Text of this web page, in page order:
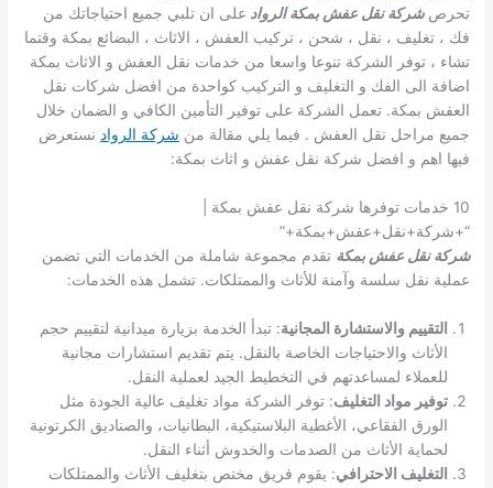
تحرصشركة نقل عفش بمكة الرواد على ان تلبي جميع احتياجاتك من
فك ، تغليف ، نقل ، شحن ، تركيب العفش ، الاثاث ، البضائع بمكة وقتما
تشاء ، توفر الشركة تنوعا واسعا من خدمات نقل العفش و الاثاث بمكة
اضافة الى الفك و التغليف و التركيب كواحدة من افضل شركات نقل
العفش بمكة. تعمل الشركة على توفير التأمين الكافي و الضمان خلال
جميع مراحل نقل العفش . فيما يلي مقالة من شركة الرواد نستعرض
فيها اهم و افضل شركة نقل عفش و اثاث بمكة:
10 خدمات توفرها شركة نقل عفش بمكة |
“+شركة+نقل+عفش+بمكة+”
شركة نقل عفش بمكة تقدم مجموعة شاملة من الخدمات التي تضمن
عملية نقل سلسة وآمنة للأثاث والممتلكات. تشمل هذه الخدمات:
التقييم والاستشارة المجانية: تبدأ الخدمة بزيارة ميدانية لتقييم حجم
الأثاث والاحتياجات الخاصة بالنقل. يتم تقديم استشارات مجانية
للعملاء لمساعدتهم في التخطيط الجيد لعملية النقل.
توفير مواد التغليف: توفر الشركة مواد تغليف عالية الجودة مثل
الورق الفقاعي، الأغطية البلاستيكية، البطانيات، والصناديق الكرتونية
لحماية الأثاث من الصدمات والخدوش أثناء النقل.
التغليف الاحترافي: يقوم فريق مختص بتغليف الأثاث والممتلكات